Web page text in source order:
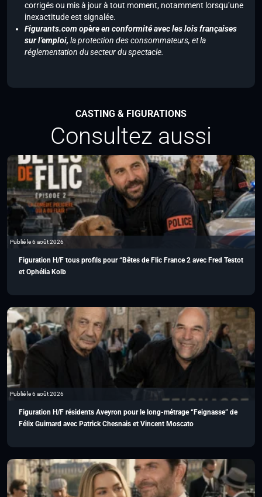
corrigés ou mis à jour à tout moment, notamment lorsqu’une
inexactitude est signalée.
Figurants.com opère en conformité avec les lois françaises
sur l’emploi, la protection des consommateurs, et la
réglementation du secteur du spectacle.
CASTING & FIGURATIONS
Consultez aussi
Publié le 6 août 2026
Figuration H/F tous profils pour “Bêtes de Flic France 2 avec Fred Testot
et Ophélia Kolb
Publié le 6 août 2026
Figuration H/F résidents Aveyron pour le long-métrage “Feignasse” de
Félix Guimard avec Patrick Chesnais et Vincent Moscato